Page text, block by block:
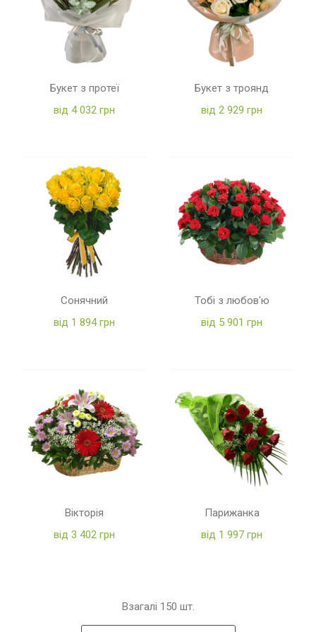
Букет з протеї
від 4 032 грн
Букет з троянд
від 2 929 грн
Сонячний
від 1 894 грн
Тобі з любов'ю
від 5 901 грн
Вікторія
від 3 402 грн
Парижанка
від 1 997 грн
Взагалі 150 шт.